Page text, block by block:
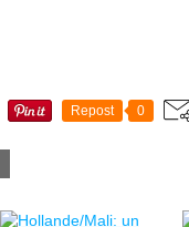
Repost 0